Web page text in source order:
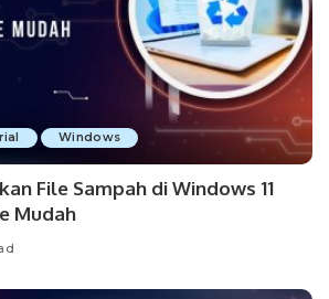
Windows
File Sampah di Windows 11
Mudah